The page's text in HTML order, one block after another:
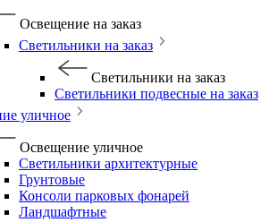
Освещение на заказ
Светильники на заказ
Светильники на заказ
Светильники подвесные на заказ
уличное
Освещение уличное
Светильники архитектурные
Грунтовые
Консоли парковых фонарей
Ландшафтные